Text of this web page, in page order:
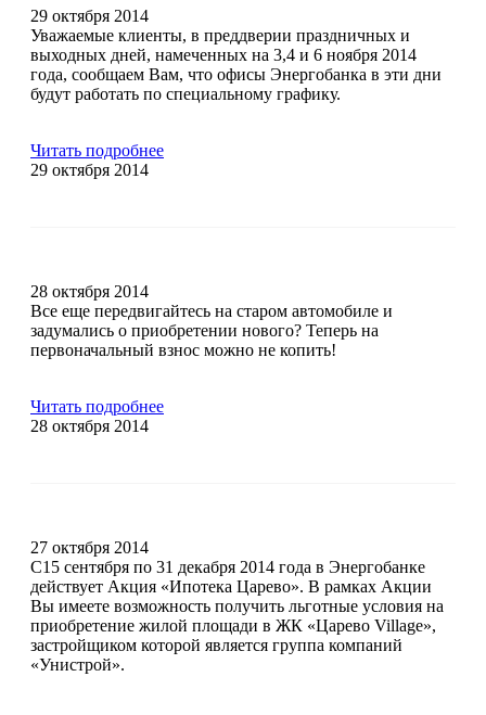
29 октября 2014
Уважаемые клиенты, в преддверии праздничных и
выходных дней, намеченных на 3,4 и 6 ноября 2014
года, сообщаем Вам, что офисы Энергобанка в эти дни
будут работать по специальному графику.
Читать подробнее
29 октября 2014
28 октября 2014
Все еще передвигайтесь на старом автомобиле и
задумались о приобретении нового? Теперь на
первоначальный взнос можно не копить!
Читать подробнее
28 октября 2014
27 октября 2014
С15 сентября по 31 декабря 2014 года в Энергобанке
действует Акция «Ипотека Царево». В рамках Акции
Вы имеете возможность получить льготные условия на
приобретение жилой площади в ЖК «Царево Village»,
застройщиком которой является группа компаний
«Унистрой».